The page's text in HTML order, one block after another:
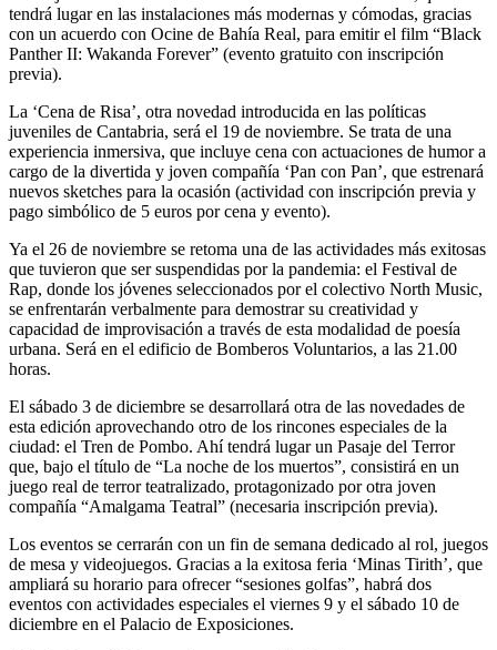
tendrá lugar en las instalaciones más modernas y cómodas, gracias
con un acuerdo con Ocine de Bahía Real, para emitir el film “Black
Panther II: Wakanda Forever” (evento gratuito con inscripción
previa).
La ‘Cena de Risa’, otra novedad introducida en las políticas
juveniles de Cantabria, será el 19 de noviembre. Se trata de una
experiencia inmersiva, que incluye cena con actuaciones de humor a
cargo de la divertida y joven compañía ‘Pan con Pan’, que estrenará
nuevos sketches para la ocasión (actividad con inscripción previa y
pago simbólico de 5 euros por cena y evento).
Ya el 26 de noviembre se retoma una de las actividades más exitosas
que tuvieron que ser suspendidas por la pandemia: el Festival de
Rap, donde los jóvenes seleccionados por el colectivo North Music,
se enfrentarán verbalmente para demostrar su creatividad y
capacidad de improvisación a través de esta modalidad de poesía
urbana. Será en el edificio de Bomberos Voluntarios, a las 21.00
horas.
El sábado 3 de diciembre se desarrollará otra de las novedades de
esta edición aprovechando otro de los rincones especiales de la
ciudad: el Tren de Pombo. Ahí tendrá lugar un Pasaje del Terror
que, bajo el título de “La noche de los muertos”, consistirá en un
juego real de terror teatralizado, protagonizado por otra joven
compañía “Amalgama Teatral” (necesaria inscripción previa).
Los eventos se cerrarán con un fin de semana dedicado al rol, juegos
de mesa y videojuegos. Gracias a la exitosa feria ‘Minas Tirith’, que
ampliará su horario para ofrecer “sesiones golfas”, habrá dos
eventos con actividades especiales el viernes 9 y el sábado 10 de
diciembre en el Palacio de Exposiciones.